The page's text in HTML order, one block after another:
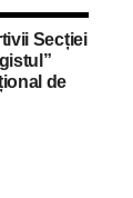
Secției
de